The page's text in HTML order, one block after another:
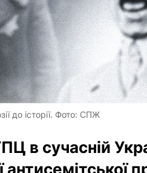
до історії. Фото: СПЖ
в сучасній